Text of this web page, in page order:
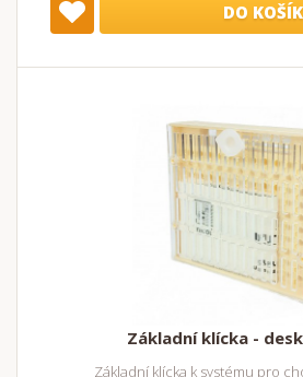
DO
Základní klícka -
Základní klícka k systému pro